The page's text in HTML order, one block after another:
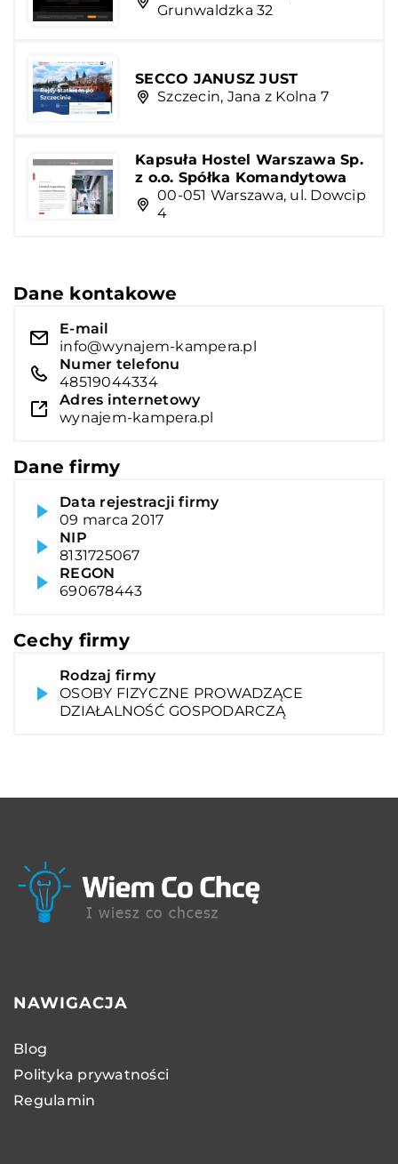
Grunwaldzka 32
SECCO JANUSZ JUST
Szczecin, Jana z Kolna 7
Kapsuła Hostel Warszawa Sp.
z o.o. Spółka Komandytowa
00-051 Warszawa, ul. Dowcip
4
Dane kontakowe
E-mail
info@wynajem-kampera.pl
Numer telefonu
48519044334
Adres internetowy
wynajem-kampera.pl
Dane firmy
Data rejestracji firmy
09 marca 2017
NIP
8131725067
REGON
690678443
Cechy firmy
Rodzaj firmy
OSOBY FIZYCZNE PROWADZĄCE
DZIAŁALNOŚĆ GOSPODARCZĄ
NAWIGACJA
Blog
Polityka prywatności
Regulamin